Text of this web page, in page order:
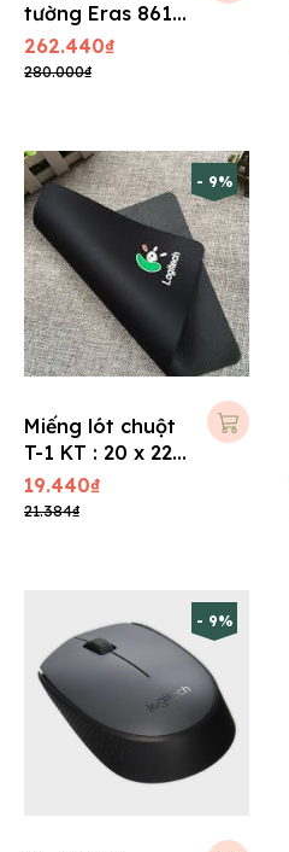
tường Eras 861 -
ĐK : 30 cm
262.440₫
280.000₫
- 9%
Miếng lót chuột
T-1 KT : 20 x 22
cm
19.440₫
21.384₫
- 9%